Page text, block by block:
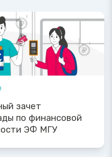
зачет
по финансовой
ЭФ МГУ